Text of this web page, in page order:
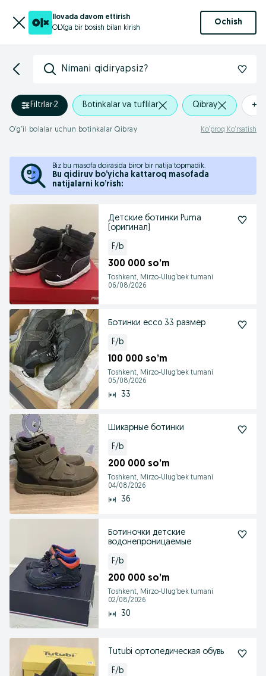
Ilovada davom ettirish
OLXga bir bosish bilan kirish
Ochish
Nimani qidiryapsiz?
Filtrlar·2 Botinkalar va tuflilar Qibray +0
O‘g‘il bolalar uchun botinkalar Qibray Ko‘proq Ko‘rsatish
Biz bu masofa doirasida biror bir natija topmadik.
Bu qidiruv bo’yicha kattaroq masofada
natijalarni ko’rish:
Детские ботинки Puma
(оригинал)
F/b
300 000 so’m
Toshkent, Mirzo-Ulug‘bek tumani
06/08/2026
Ботинки ecco 33 размер
F/b
100 000 so’m
Toshkent, Mirzo-Ulug‘bek tumani
05/08/2026
33
Шикарные ботинки
F/b
200 000 so’m
Toshkent, Mirzo-Ulug‘bek tumani
04/08/2026
36
Ботиночки детские
водонепроницаемые
F/b
200 000 so’m
Toshkent, Mirzo-Ulug‘bek tumani
02/08/2026
30
Tutubi ортопедическая обувь
F/b